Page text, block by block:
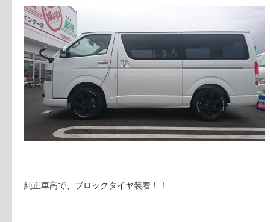
純正車高で、ブロックタイヤ装着！！